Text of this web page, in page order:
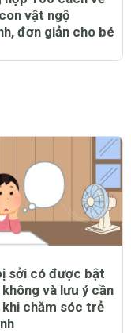
vật ngộ
đơn giản cho bé
sởi có được bật
và lưu ý cần
chăm sóc trẻ